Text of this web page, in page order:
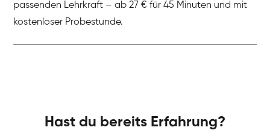
passenden Lehrkraft – ab 27 € für 45 Minuten und mit
kostenloser Probestunde.
Hast du bereits Erfahrung?